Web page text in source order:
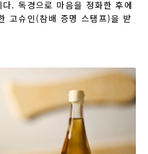
. 독경으로 마음을 정화한 후에
고슈인(참배 증명 스탬프)을 받